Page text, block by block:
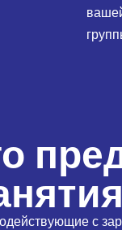
с